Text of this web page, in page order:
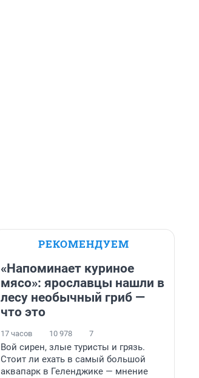
РЕКОМЕНДУЕМ
«Напоминает куриное
мясо»: ярославцы нашли в
лесу необычный гриб —
что это
17 часов 10 978 7
Вой сирен, злые туристы и грязь.
Стоит ли ехать в самый большой
аквапарк в Геленджике — мнение